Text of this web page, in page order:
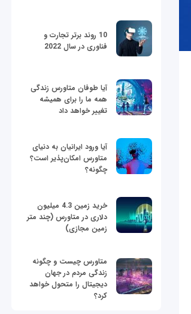
10 روند برتر تجارت و
فناوری در سال 2022
آیا طوفان متاورس زندگی
همه ما را برای همیشه
تغییر خواهد داد
آیا ورود ایرانیان به دنیای
متاورس امکان‌پذیر است؟
چگونه؟
خرید زمین 4.3 میلیون
دلاری در متاورس (چند متر
زمین مجازی)
متاورس چیست و چگونه
زندگی مردم در جهان
دیجیتال را متحول خواهد
کرد؟